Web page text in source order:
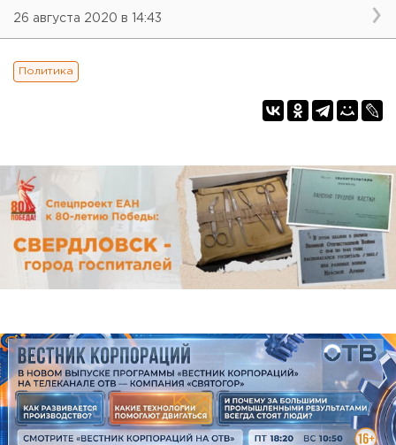
26 августа 2020 в 14:43
Политика